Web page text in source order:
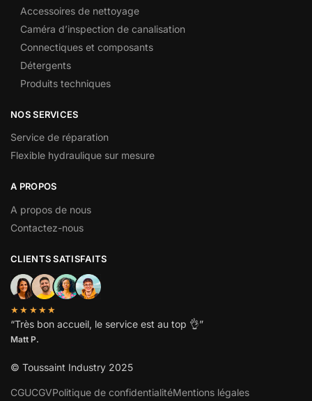
Accessoires de nettoyage
Caméra d’inspection de canalisation
Connectiques et composants
Détergents
Produits techniques
NOS SERVICES
Service de réparation
Flexible hydraulique sur mesure
A PROPOS
A propos de nous
Contactez-nous
CLIENTS SATISFAITS
★★★★★
“Très bon accueil, le service est au top 👌”
Matt P.
© Toussaint Industry 2025
CGUCGVPolitique de confidentialitéMentions légales